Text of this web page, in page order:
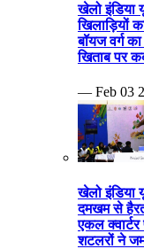
खेलो इंडिया
खिलाड़ियों
बॉयज वर्ग
खिताब पर
— Feb 03
खेलो इंडिया
दमखम से
एकल
शटलरों ने